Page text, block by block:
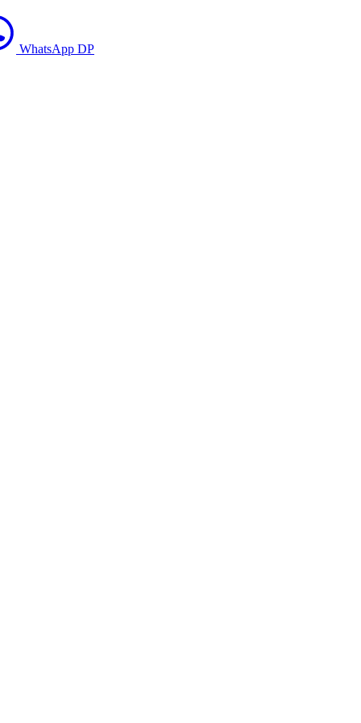
WhatsApp DP